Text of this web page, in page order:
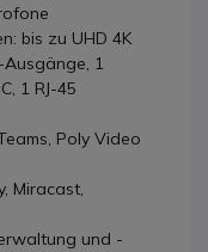
bis zu UHD 4K
Ausgänge, 1
1 RJ-45
Poly Video
Miracast,
und -